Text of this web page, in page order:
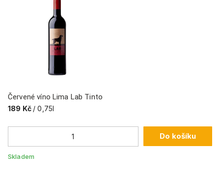
Červené víno Lima Lab Tinto
189 Kč / 0,75l
Do košíku
Skladem